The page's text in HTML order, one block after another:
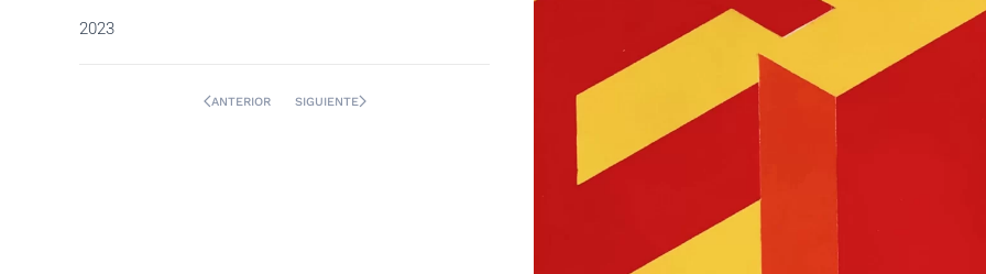
2023
ANTERIOR SIGUIENTE